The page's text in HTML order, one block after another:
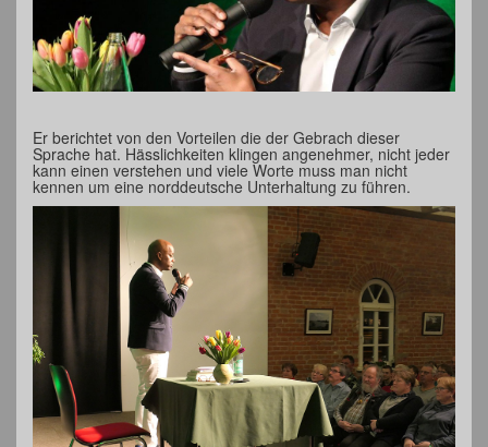
Er berichtet von den Vorteilen die der Gebrach dieser
Sprache hat. Hässlichkeiten klingen angenehmer, nicht jeder
kann einen verstehen und viele Worte muss man nicht
kennen um eine norddeutsche Unterhaltung zu führen.